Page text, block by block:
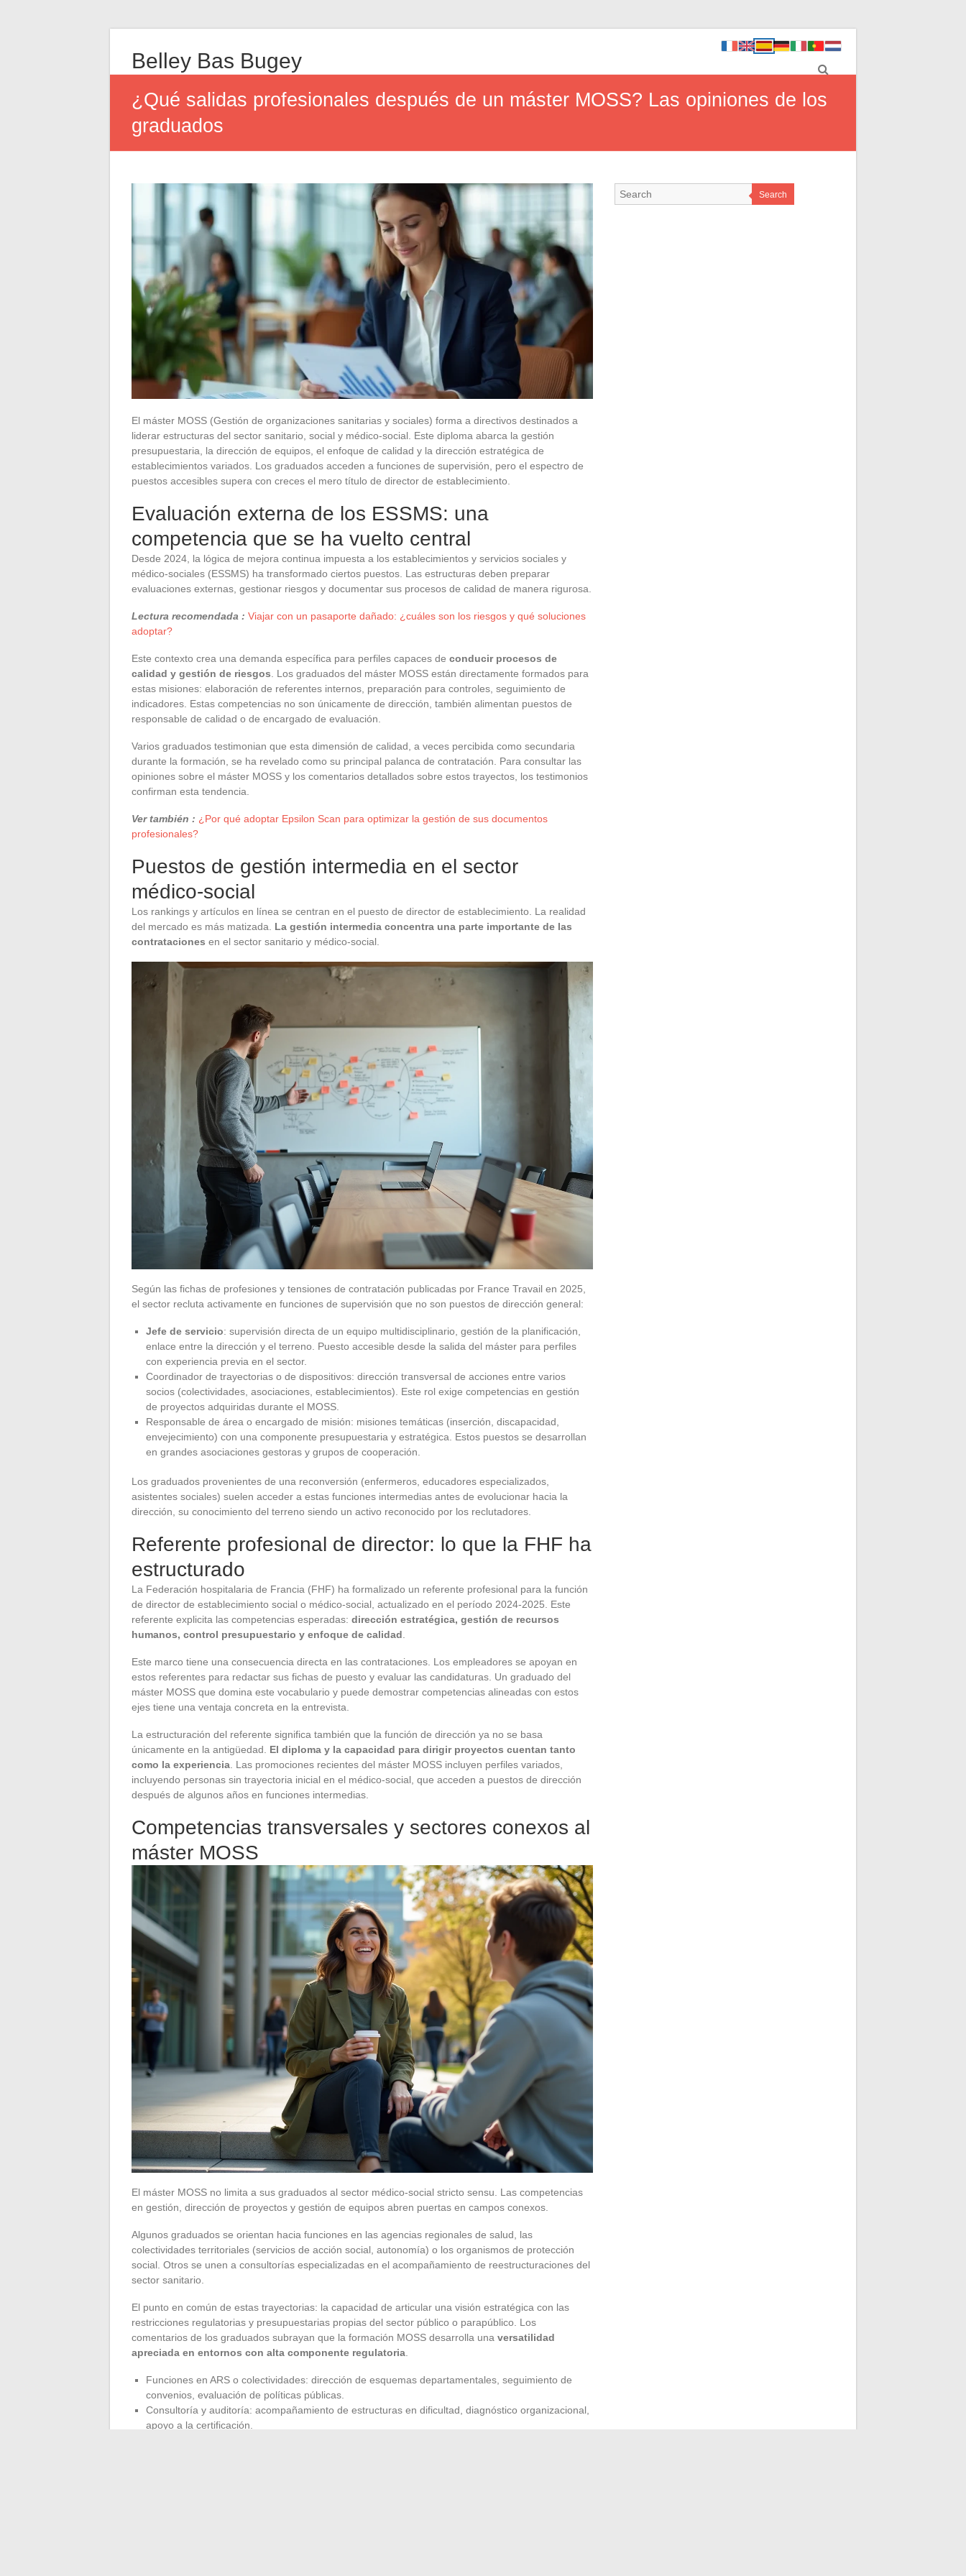
Belley Bas Bugey
¿Qué salidas profesionales después de un máster MOSS? Las opiniones de los
graduados
El máster MOSS (Gestión de organizaciones sanitarias y sociales) forma a directivos destinados a
liderar estructuras del sector sanitario, social y médico-social. Este diploma abarca la gestión
presupuestaria, la dirección de equipos, el enfoque de calidad y la dirección estratégica de
establecimientos variados. Los graduados acceden a funciones de supervisión, pero el espectro de
puestos accesibles supera con creces el mero título de director de establecimiento.
Evaluación externa de los ESSMS: una
competencia que se ha vuelto central
Desde 2024, la lógica de mejora continua impuesta a los establecimientos y servicios sociales y
médico-sociales (ESSMS) ha transformado ciertos puestos. Las estructuras deben preparar
evaluaciones externas, gestionar riesgos y documentar sus procesos de calidad de manera rigurosa.
Lectura recomendada : Viajar con un pasaporte dañado: ¿cuáles son los riesgos y qué soluciones
adoptar?
Este contexto crea una demanda específica para perfiles capaces de conducir procesos de
calidad y gestión de riesgos . Los graduados del máster MOSS están directamente formados para
estas misiones: elaboración de referentes internos, preparación para controles, seguimiento de
indicadores. Estas competencias no son únicamente de dirección, también alimentan puestos de
responsable de calidad o de encargado de evaluación.
Varios graduados testimonian que esta dimensión de calidad, a veces percibida como secundaria
durante la formación, se ha revelado como su principal palanca de contratación. Para consultar las
opiniones sobre el máster MOSS y los comentarios detallados sobre estos trayectos, los testimonios
confirman esta tendencia.
Ver también : ¿Por qué adoptar Epsilon Scan para optimizar la gestión de sus documentos
profesionales?
Puestos de gestión intermedia en el sector
médico-social
Los rankings y artículos en línea se centran en el puesto de director de establecimiento. La realidad
del mercado es más matizada. La gestión intermedia concentra una parte importante de las
contrataciones en el sector sanitario y médico-social.
Según las fichas de profesiones y tensiones de contratación publicadas por France Travail en 2025,
el sector recluta activamente en funciones de supervisión que no son puestos de dirección general:
Jefe de servicio: supervisión directa de un equipo multidisciplinario, gestión de la planificación,
enlace entre la dirección y el terreno. Puesto accesible desde la salida del máster para perfiles
con experiencia previa en el sector.
Coordinador de trayectorias o de dispositivos: dirección transversal de acciones entre varios
socios (colectividades, asociaciones, establecimientos). Este rol exige competencias en gestión
de proyectos adquiridas durante el MOSS.
Responsable de área o encargado de misión: misiones temáticas (inserción, discapacidad,
envejecimiento) con una componente presupuestaria y estratégica. Estos puestos se desarrollan
en grandes asociaciones gestoras y grupos de cooperación.
Los graduados provenientes de una reconversión (enfermeros, educadores especializados,
asistentes sociales) suelen acceder a estas funciones intermedias antes de evolucionar hacia la
dirección, su conocimiento del terreno siendo un activo reconocido por los reclutadores.
Referente profesional de director: lo que la FHF ha
estructurado
La Federación hospitalaria de Francia (FHF) ha formalizado un referente profesional para la función
de director de establecimiento social o médico-social, actualizado en el período 2024-2025. Este
referente explicita las competencias esperadas: dirección estratégica, gestión de recursos
humanos, control presupuestario y enfoque de calidad
Este marco tiene una consecuencia directa en las contrataciones. Los empleadores se apoyan en
estos referentes para redactar sus fichas de puesto y evaluar las candidaturas. Un graduado del
máster MOSS que domina este vocabulario y puede demostrar competencias alineadas con estos
ejes tiene una ventaja concreta en la entrevista.
La estructuración del referente significa también que la función de dirección ya no se basa
únicamente en la antigüedad. El diploma y la capacidad para dirigir proyectos cuentan tanto
como la experiencia . Las promociones recientes del máster MOSS incluyen perfiles variados,
incluyendo personas sin trayectoria inicial en el médico-social, que acceden a puestos de dirección
después de algunos años en funciones intermedias.
Competencias transversales y sectores conexos al
máster MOSS
El máster MOSS no limita a sus graduados al sector médico-social stricto sensu. Las competencias
en gestión, dirección de proyectos y gestión de equipos abren puertas en campos conexos.
Algunos graduados se orientan hacia funciones en las agencias regionales de salud, las
colectividades territoriales (servicios de acción social, autonomía) o los organismos de protección
social. Otros se unen a consultorías especializadas en el acompañamiento de reestructuraciones del
sector sanitario.
El punto en común de estas trayectorias: la capacidad de articular una visión estratégica con las
restricciones regulatorias y presupuestarias propias del sector público o parapúblico. Los
comentarios de los graduados subrayan que la formación MOSS desarrolla una versatilidad
apreciada en entornos con alta componente regulatoria
Funciones en ARS o colectividades: dirección de esquemas departamentales, seguimiento de
convenios, evaluación de políticas públicas.
Consultoría y auditoría: acompañamiento de estructuras en dificultad, diagnóstico organizacional,
apoyo a la certificación.
Search